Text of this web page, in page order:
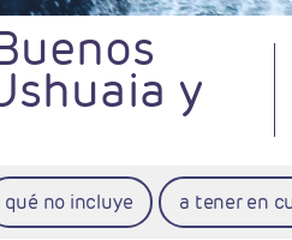
y
qué no incluye a tener en